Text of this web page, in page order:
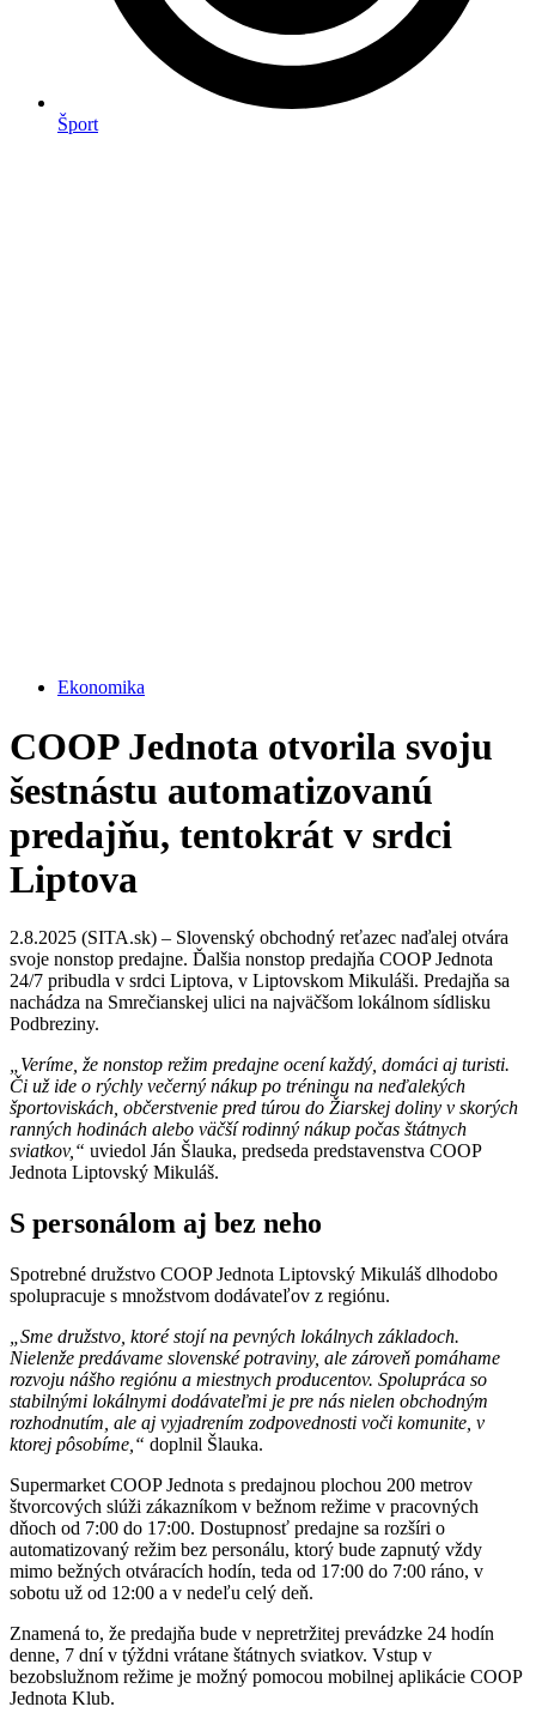
Šport
Ekonomika
COOP Jednota otvorila svoju
šestnástu automatizovanú
predajňu, tentokrát v srdci
Liptova
2.8.2025 (SITA.sk) – Slovenský obchodný reťazec naďalej otvára
svoje nonstop predajne. Ďalšia nonstop predajňa COOP Jednota
24/7 pribudla v srdci Liptova, v Liptovskom Mikuláši. Predajňa sa
nachádza na Smrečianskej ulici na najväčšom lokálnom sídlisku
Podbreziny.
„Veríme, že nonstop režim predajne ocení každý, domáci aj turisti.
Či už ide o rýchly večerný nákup po tréningu na neďalekých
športoviskách, občerstvenie pred túrou do Žiarskej doliny v skorých
ranných hodinách alebo väčší rodinný nákup počas štátnych
sviatkov,“ uviedol Ján Šlauka, predseda predstavenstva COOP
Jednota Liptovský Mikuláš.
S personálom aj bez neho
Spotrebné družstvo COOP Jednota Liptovský Mikuláš dlhodobo
spolupracuje s množstvom dodávateľov z regiónu.
„Sme družstvo, ktoré stojí na pevných lokálnych základoch.
Nielenže predávame slovenské potraviny, ale zároveň pomáhame
rozvoju nášho regiónu a miestnych producentov. Spolupráca so
stabilnými lokálnymi dodávateľmi je pre nás nielen obchodným
rozhodnutím, ale aj vyjadrením zodpovednosti voči komunite, v
ktorej pôsobíme,“ doplnil Šlauka.
Supermarket COOP Jednota s predajnou plochou 200 metrov
štvorcových slúži zákazníkom v bežnom režime v pracovných
dňoch od 7:00 do 17:00. Dostupnosť predajne sa rozšíri o
automatizovaný režim bez personálu, ktorý bude zapnutý vždy
mimo bežných otváracích hodín, teda od 17:00 do 7:00 ráno, v
sobotu už od 12:00 a v nedeľu celý deň.
Znamená to, že predajňa bude v nepretržitej prevádzke 24 hodín
denne, 7 dní v týždni vrátane štátnych sviatkov. Vstup v
bezobslužnom režime je možný pomocou mobilnej aplikácie COOP
Jednota Klub.